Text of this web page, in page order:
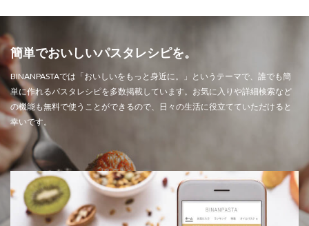
簡単でおいしいパスタレシピを。
BINANPASTAでは「おいしいをもっと身近に。」というテーマで、誰でも簡
単に作れるパスタレシピを多数掲載しています。お気に入りや詳細検索など
の機能も無料で使うことができるので、日々の生活に役立てていただけると
幸いです。